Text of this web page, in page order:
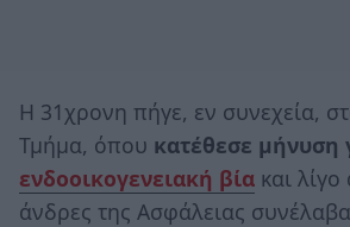
Η 31χρονη πήγε, εν συνεχεία,
Τμήμα, όπου κατέθεσε μήνυση
ενδοοικογενειακή βία και
άνδρες της Ασφάλειας